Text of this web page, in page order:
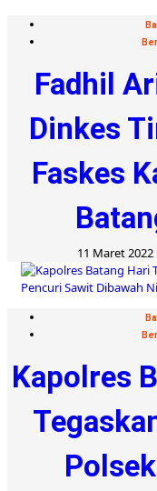
Fadhil
Dinkes
Faskes
11 Maret 2022
Kapolres